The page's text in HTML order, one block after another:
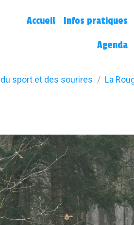
Accueil Infos pratiques
Agenda
du sport et des sourires La